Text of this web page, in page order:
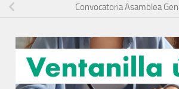
Convocatoria Asamblea